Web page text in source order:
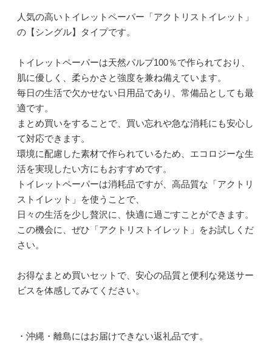
人気の高いトイレットペーパー「アクトリストイレット」
の【シングル】タイプです。
トイレットペーパーは天然パルプ100％で作られており、
肌に優しく、柔らかさと強度を兼ね備えています。
毎日の生活で欠かせない日用品であり、常備品としても最
適です。
まとめ買いをすることで、買い忘れや急な消耗にも安心し
て対応できます。
環境に配慮した素材で作られているため、エコロジーな生
活を実現したい方にもおすすめです。
トイレットペーパーは消耗品ですが、高品質な「アクトリ
ストイレット」を使うことで、
日々の生活を少し贅沢に、快適に過ごすことができます。
この機会に、ぜひ「アクトリストイレット」をお試しくだ
さい。
お得なまとめ買いセットで、安心の品質と便利な発送サー
ビスを体感してみてください。
・沖縄・離島にはお届けできない返礼品です。